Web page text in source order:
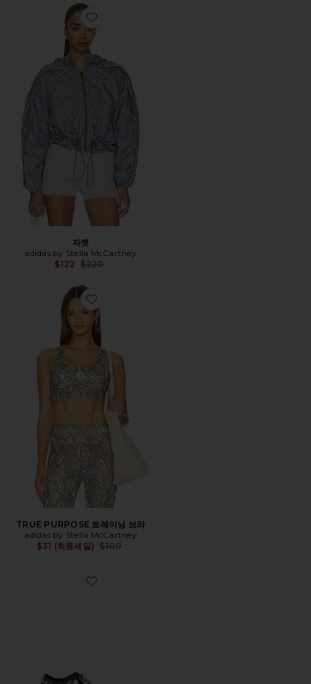
Favorite 자켓
자켓
adidas by Stella McCartney
$122 Previous price:
$220
Favorite TRUE PURPOSE 트레이닝 브라
TRUE PURPOSE 트레이닝 브라
adidas by Stella McCartney
$31 (최종세일)
Previous price:
$100
Favorite 샌들